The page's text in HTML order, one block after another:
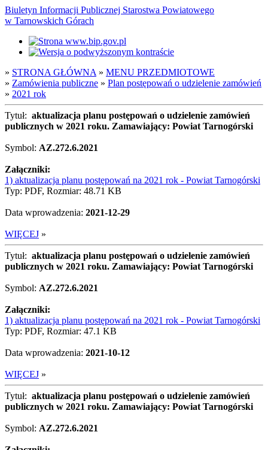
Biuletyn Informacji Publicznej Starostwa Powiatowego
w Tarnowskich Górach
» STRONA GŁÓWNA » MENU PRZEDMIOTOWE
» Zamówienia publiczne » Plan postępowań o udzielenie zamówień
» 2021 rok
Tytuł: aktualizacja planu postępowań o udzielenie zamówień
publicznych w 2021 roku. Zamawiający: Powiat Tarnogórski
Symbol: AZ.272.6.2021
Załączniki:
1) aktualizacja planu postępowań na 2021 rok - Powiat Tarnogórski
Typ: PDF, Rozmiar: 48.71 KB
Data wprowadzenia: 2021-12-29
WIĘCEJ »
Tytuł: aktualizacja planu postępowań o udzielenie zamówień
publicznych w 2021 roku. Zamawiający: Powiat Tarnogórski
Symbol: AZ.272.6.2021
Załączniki:
1) aktualizacja planu postępowań na 2021 rok - Powiat Tarnogórski
Typ: PDF, Rozmiar: 47.1 KB
Data wprowadzenia: 2021-10-12
WIĘCEJ »
Tytuł: aktualizacja planu postępowań o udzielenie zamówień
publicznych w 2021 roku. Zamawiający: Powiat Tarnogórski
Symbol: AZ.272.6.2021